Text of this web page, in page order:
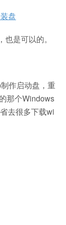
盘
是可以的。
作启动盘，重
那个Windows
去很多下载wi